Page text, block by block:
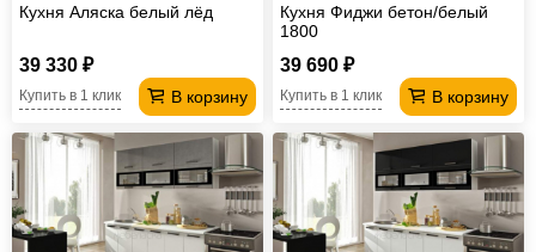
Кухня Аляска белый лёд
39 330 ₽
В корзину
Купить в 1 клик
Кухня Фиджи бетон/белый
1800
39 690 ₽
В корзину
Купить в 1 клик